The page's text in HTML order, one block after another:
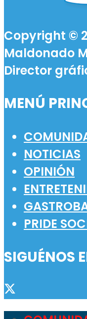
Copyright ©
Maldonado
Director
MENÚ
NOTICIAS
OPINIÓN
PRIDE
SIGUÉNOS